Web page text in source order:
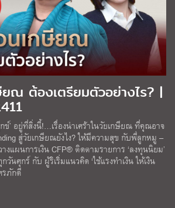
ณ ต้องเตรียมตัวอย่างไร? |
’ อยู่ที่สิ่งนี้!…เรื่องน่าเศร้าในวัยเกษียณ ที่คุณอาจ
สู่วัยเกษียณยังไง? ให้มีความสุข กับพี่ลูกหมู –
ผนการเงิน CFP® ติดตามรายการ ‘ลงทุนนิยม’
นศุกร์ กับ ผู้ริเริ่มแนวคิด ‘ใช้แรงทำเงิน ให้เงิน
รภักดี